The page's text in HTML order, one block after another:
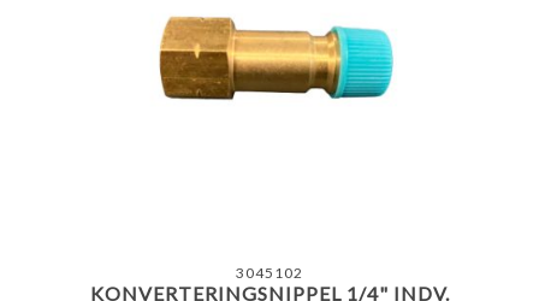
3045102
KONVERTERINGSNIPPEL 1/4" INDV.